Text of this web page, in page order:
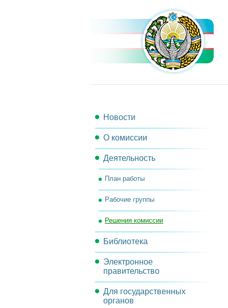
Новости
О комиссии
Состав комиссии
Секретариат комиссии
Рабочий орган комиссии
Контакты
Задачи комиссии
Деятельность
План работы
Рабочие группы
Решения комиссии
Библиотека
Методические материалы
Нормативно-правовые акты
Электронное
правительство
Проекты и мероприятия
Для государственных
органов